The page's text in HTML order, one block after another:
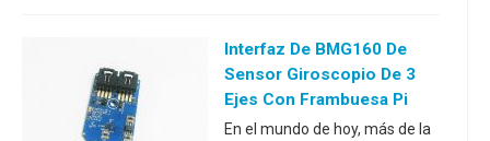
Interfaz De BMG160 De
Sensor Giroscopio De 3
Ejes Con Frambuesa Pi
En el mundo de hoy, más de la